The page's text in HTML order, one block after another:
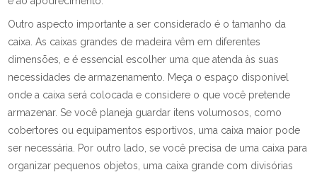
Outro aspecto importante a ser considerado é o tamanho da
caixa. As caixas grandes de madeira vêm em diferentes
dimensões, e é essencial escolher uma que atenda às suas
necessidades de armazenamento. Meça o espaço disponível
onde a caixa será colocada e considere o que você pretende
armazenar. Se você planeja guardar itens volumosos, como
cobertores ou equipamentos esportivos, uma caixa maior pode
ser necessária. Por outro lado, se você precisa de uma caixa para
organizar pequenos objetos, uma caixa grande com divisórias